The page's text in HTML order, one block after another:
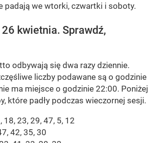
padają we wtorki, czwartki i soboty.
kwietnia. Sprawdź,
odbywają się dwa razy dziennie.
liczby podawane są o godzinie
ma miejsce o godzinie 22:00. Poniżej
które padły podczas wieczornej sesji.
18, 23, 29, 47, 5, 12
42, 35, 30